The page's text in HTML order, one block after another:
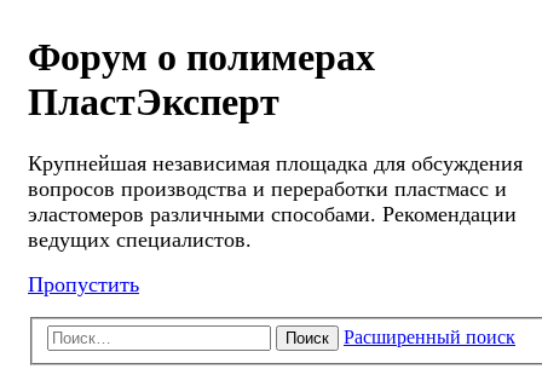
Форум о полимерах
ПластЭксперт
Крупнейшая независимая площадка для обсуждения
вопросов производства и переработки пластмасс и
эластомеров различными способами. Рекомендации
ведущих специалистов.
Пропустить
Поиск Расширенный поиск